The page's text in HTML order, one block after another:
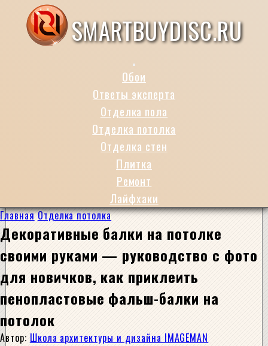
SMARTBUYDISC.RU
Обои
Ответы эксперта
Отделка пола
Отделка потолка
Отделка стен
Плитка
Ремонт
Лайфхаки
Главная Отделка потолка
Декоративные балки на потолке
своими руками — руководство с фото
для новичков, как приклеить
пенопластовые фальш-балки на
потолок
Автор: Школа архитектуры и дизайна IMAGEMAN